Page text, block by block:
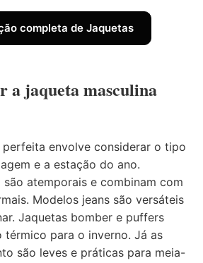
completa de Jaquetas
a jaqueta masculina
perfeita envolve considerar o tipo
e a estação do ano.
atemporais e combinam com
Modelos jeans são versáteis
Jaquetas bomber e puffers
para o inverno. Já as
são leves e práticas para meia-